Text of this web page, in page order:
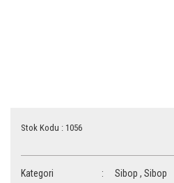
Stok Kodu : 1056
Kategori Sibop ,Sibop